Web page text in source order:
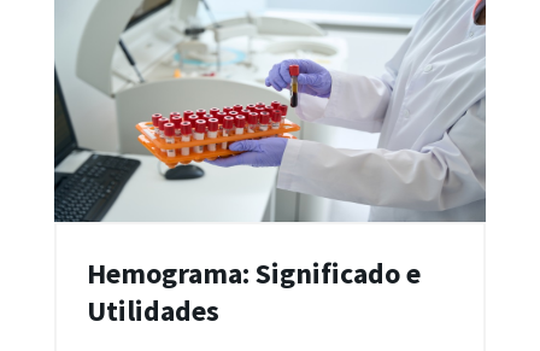
Hemograma: Significado e
Utilidades